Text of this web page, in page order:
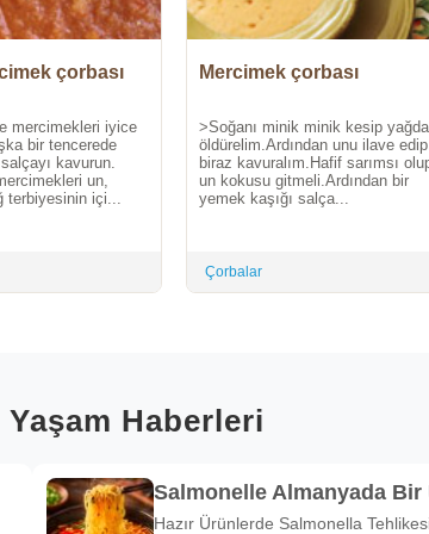
çorbası
mercimekleri iyice
bir tencerede
kavurun.
un,
terbiyesinin içi...
Mercimek çorbası
>Soğanı minik minik kesip yağda
öldürelim.Ardından unu ilave edip
biraz kavuralım.Hafif sarımsı
un kokusu gitmeli.Ardından bir
yemek kaşığı salça...
Çorbalar
Haberleri
Salmonelle Almanyada
Hazır Ürünlerde Salmonella